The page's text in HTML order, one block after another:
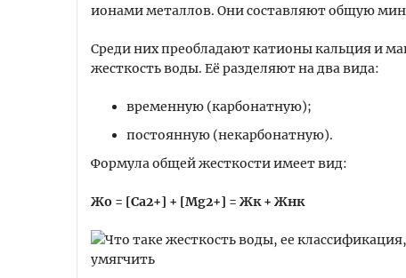
ионами металлов. Они составляют общую
Среди них преобладают катионы кальция и
жесткость воды. Её разделяют на два вида:
временную (карбонатную);
постоянную (некарбонатную).
Формула общей жесткости имеет вид:
Жо = [Ca2+] + [Mg2+] = Жк + Жнк